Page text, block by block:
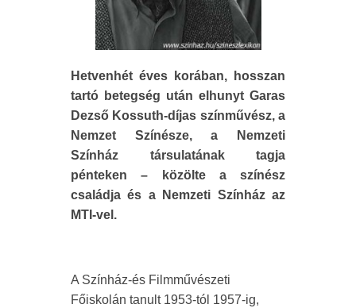
Hetvenhét éves korában, hosszan
tartó betegség után elhunyt Garas
Dezső Kossuth-díjas színművész, a
Nemzet Színésze, a Nemzeti
Színház társulatának tagja
pénteken – közölte a színész
családja és a Nemzeti Színház az
MTI-vel.
A Színház-és Filmművészeti
Főiskolán tanult 1953-tól 1957-ig,